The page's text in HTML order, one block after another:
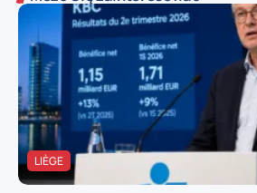
LIÈGE